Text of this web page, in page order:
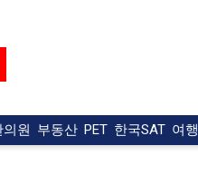
의원 부동산 PET 한국SAT 여행